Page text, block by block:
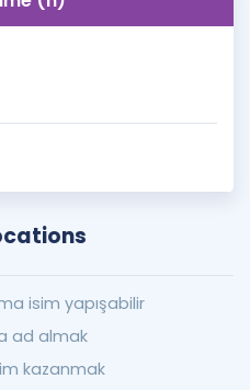
isim yapışabilir
ad almak
kazanmak